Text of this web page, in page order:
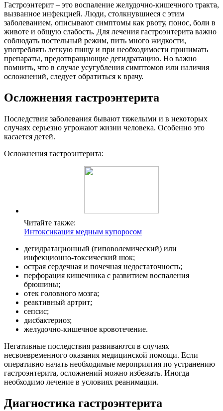
Гастроэнтерит – это воспаление желудочно-кишечного тракта,
вызванное инфекцией. Люди, столкнувшиеся с этим
заболеванием, описывают симптомы как рвоту, понос, боли в
животе и общую слабость. Для лечения гастроэнтерита важно
соблюдать постельный режим, пить много жидкости,
употреблять легкую пищу и при необходимости принимать
препараты, предотвращающие дегидратацию. Но важно
помнить, что в случае усугубления симптомов или наличия
осложнений, следует обратиться к врачу.
Осложнения гастроэнтерита
Последствия заболевания бывают тяжелыми и в некоторых
случаях серьезно угрожают жизни человека. Особенно это
касается детей.
Осложнения гастроэнтерита:
Читайте также:
Интоксикация медным купоросом
дегидратационный (гиповолемический) или
инфекционно-токсический шок;
острая сердечная и почечная недостаточность;
перфорация кишечника с развитием воспаления
брюшины;
отек головного мозга;
реактивный артрит;
сепсис;
дисбактериоз;
желудочно-кишечное кровотечение.
Негативные последствия развиваются в случаях
несвоевременного оказания медицинской помощи. Если
оперативно начать необходимые мероприятия по устранению
гастроэнтерита, осложнений можно избежать. Иногда
необходимо лечение в условиях реанимации.
Диагностика гастроэнтерита